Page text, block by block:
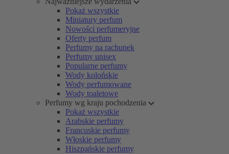
Pokaż wszystkie
Miniatury perfum
Nowości perfumeryjne
Oferty perfum
Perfumy na rachunek
Perfumy unisex
Popularne perfumy
Wody kolońskie
Wody perfumowane
Wody toaletowe
Perfumy wg kraju pochodzenia
Pokaż wszystkie
Arabskie perfumy
Francuskie perfumy
Włoskie perfumy
Hiszpańskie perfumy